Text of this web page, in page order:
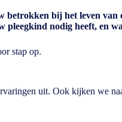
betrokken bij het leven
pleegkind nodig heeft, en
stap op.
uit. Ook kijken we